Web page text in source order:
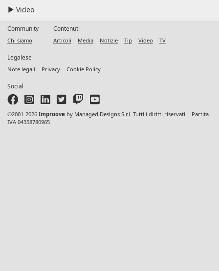
Video
Community
Chi siamo
Contenuti
Articoli Media Notizie Tip Video TV
Legalese
Note legali Privacy Cookie Policy
Social
©2001-2026 Improove by Managed Designs S.r.l. Tutti i diritti riservati. - Partita
IVA 04358780965